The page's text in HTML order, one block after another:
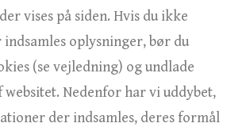
vises på siden. Hvis du ikke
indsamles oplysninger, bør du
(se vejledning) og undlade
websitet. Nedenfor har vi uddybet,
der indsamles, deres formål